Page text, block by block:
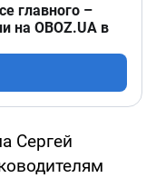
главного –
на OBOZ.UA в
Сергей